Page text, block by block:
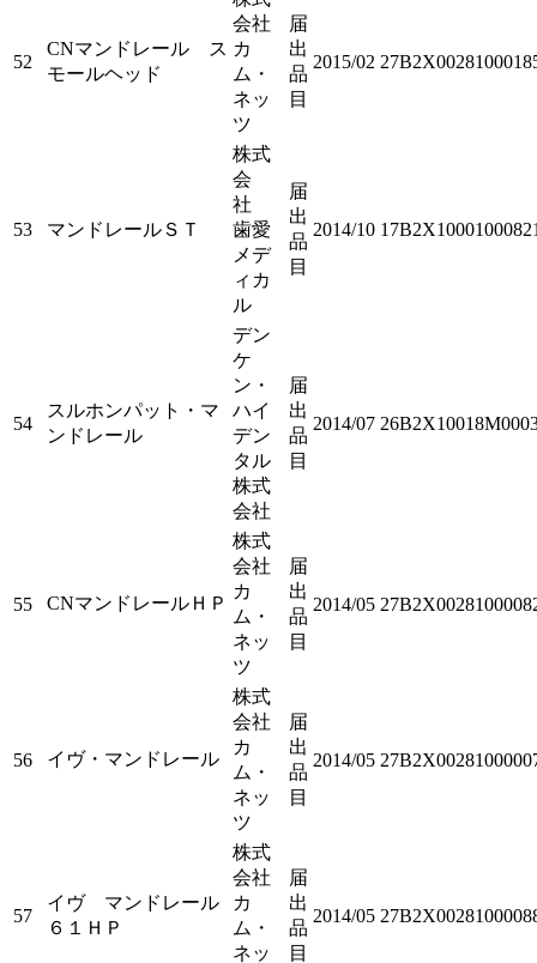
52
CNマンドレール ス
モールヘッド
会社
カ
ム・
ネッ
ツ
届
出
品
目
2015/02
53 マンドレールＳＴ
株式
会
社
歯愛
メデ
ィカ
ル
届
出
品
目
2014/10
54
スルホンパット・マ
ンドレール
デン
ケ
ン・
ハイ
デン
タル
株式
会社
届
出
品
目
2014/07
55 CNマンドレールＨＰ
株式
会社
カ
ム・
ネッ
ツ
届
出
品
目
2014/05
56 イヴ・マンドレール
株式
会社
カ
ム・
ネッ
ツ
届
出
品
目
2014/05
57
イヴ マンドレール
６１ＨＰ
株式
会社
カ
ム・
ネッ
届
出
品
目
2014/05